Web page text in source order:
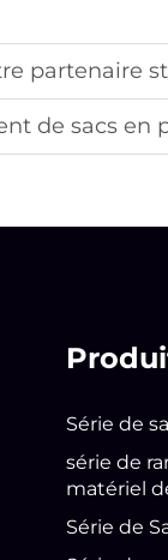
d'Asie ?
Série de
série de
matériel
Série de